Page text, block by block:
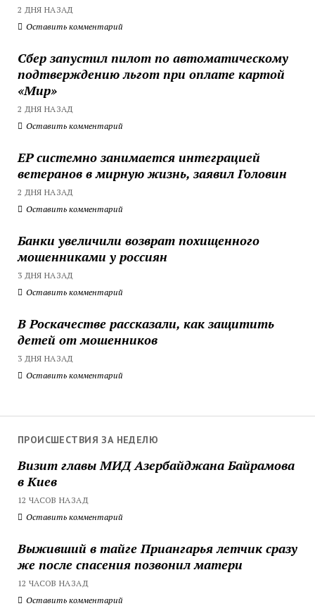
2 ДНЯ НАЗАД
Оставить комментарий
Сбер запустил пилот по автоматическому
подтверждению льгот при оплате картой
«Мир»
2 ДНЯ НАЗАД
Оставить комментарий
ЕР системно занимается интеграцией
ветеранов в мирную жизнь, заявил Головин
2 ДНЯ НАЗАД
Оставить комментарий
Банки увеличили возврат похищенного
мошенниками у россиян
3 ДНЯ НАЗАД
Оставить комментарий
В Роскачестве рассказали, как защитить
детей от мошенников
3 ДНЯ НАЗАД
Оставить комментарий
ПРОИСШЕСТВИЯ ЗА НЕДЕЛЮ
Визит главы МИД Азербайджана Байрамова
в Киев
12 ЧАСОВ НАЗАД
Оставить комментарий
Выживший в тайге Приангарья летчик сразу
же после спасения позвонил матери
12 ЧАСОВ НАЗАД
Оставить комментарий